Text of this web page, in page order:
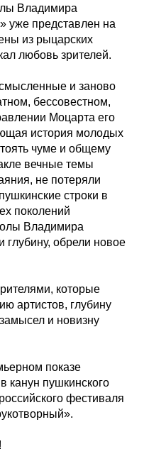
Владимира
уже представлен на
из рыцарских
любовь зрителей.
и заново
бессовестном,
Моцарта его
история молодых
чуме и общему
вечные темы
не потеряли
строки в
поколений
Владимира
глубину, обрели новое
которые
артистов, глубину
и новизну
показе
канун пушкинского
фестиваля